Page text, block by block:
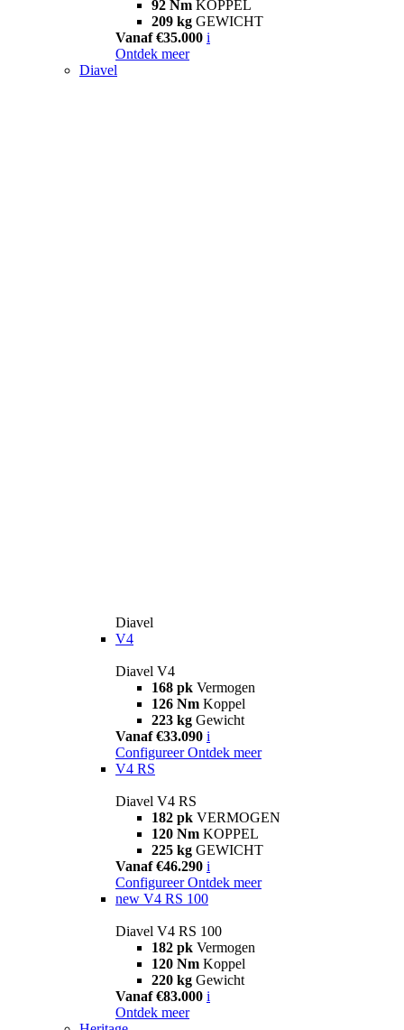
92 Nm KOPPEL
209 kg GEWICHT
Vanaf €35.000 i
Ontdek meer
Diavel
Diavel
V4
Diavel V4
168 pk Vermogen
126 Nm Koppel
223 kg Gewicht
Vanaf €33.090 i
Configureer Ontdek meer
V4 RS
Diavel V4 RS
182 pk VERMOGEN
120 Nm KOPPEL
225 kg GEWICHT
Vanaf €46.290 i
Configureer Ontdek meer
new V4 RS 100
Diavel V4 RS 100
182 pk Vermogen
120 Nm Koppel
220 kg Gewicht
Vanaf €83.000 i
Ontdek meer